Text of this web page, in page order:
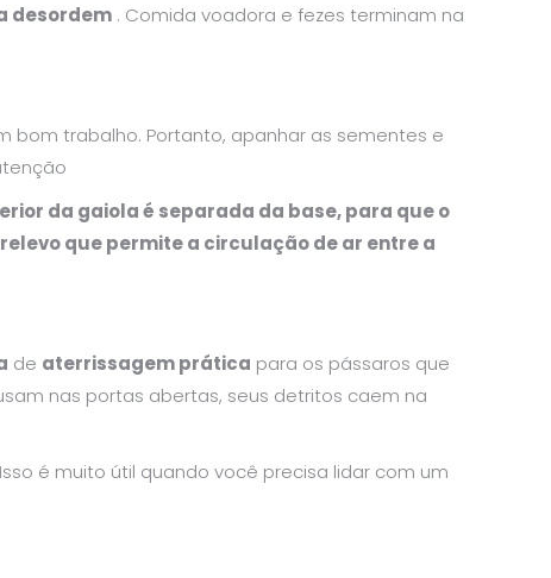
desordem . Comida voadora e fezes terminam na
bom trabalho. Portanto, apanhar as sementes e
da gaiola é separada da base, para que o
que permite a circulação de ar entre a
de aterrissagem prática para os pássaros que
nas portas abertas, seus detritos caem na
é muito útil quando você precisa lidar com um